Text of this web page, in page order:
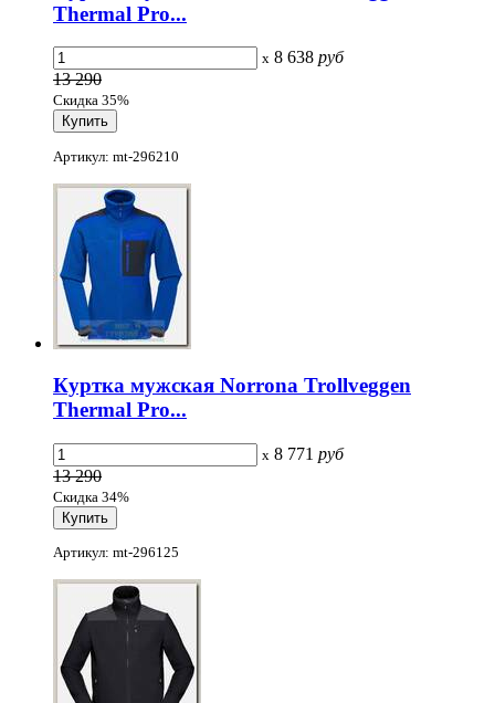
Thermal Pro...
x 8 638 руб
13 290
Скидка 35%
Артикул: mt-296210
Куртка мужская Norrona Trollveggen
Thermal Pro...
x 8 771 руб
13 290
Скидка 34%
Артикул: mt-296125